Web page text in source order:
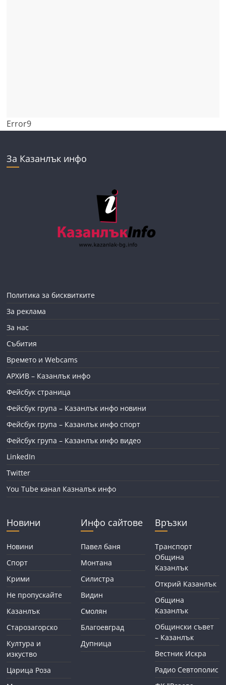
Error9
За Казанлък инфо
Политика за бисквитките
За реклама
За нас
Събития
Времето и Webcams
АРХИВ – Казанлък инфо
Фейсбук страница
Фейсбук група – Казанлък инфо новини
Фейсбук група – Казанлък инфо спорт
Фейсбук група – Казанлък инфо видео
LinkedIn
Twitter
You Tube канал Казналък инфо
Новини
Новини
Спорт
Крими
Не пропускайте
Казанлък
Старозагорско
Култура и
изкуство
Царица Роза
Инфо сайтове
Павел баня
Монтана
Силистра
Видин
Смолян
Благоевград
Дупница
Връзки
Транспорт
Община
Казанлък
Открий Казанлък
Община
Казанлък
Общински съвет
– Казанлък
Вестник Искра
Радио Севтополис